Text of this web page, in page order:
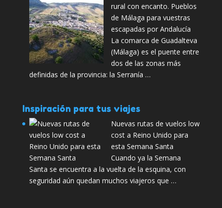
rural con encanto. Pueblos
de Málaga para vuestras
escapadas por Andalucía
La comarca de Guadalteva
(Málaga) es el puente entre
dos de las zonas más
definidas de la provincia: la Serranía …
Inspiración para tus viajes
Nuevas rutas de vuelos low
cost a Reino Unido para
esta Semana Santa
Cuando ya la Semana
Santa se encuentra a la vuelta de la esquina, con
seguridad aún quedan muchos viajeros que …